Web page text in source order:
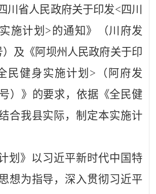
川省人民政府关于印发<四川
施计划>的通知》（川府发
）及《阿坝州人民政府关于印
民健身实施计划>（阿府发
号）》的要求，依据《全民健
合我县实际，制定本实施计
划》 以习近平新时代中国特
想为指导，深入贯彻习近平